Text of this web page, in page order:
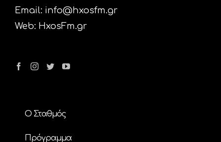
Email: info@hxosfm.gr
Web: HxosFm.gr
Ο Σταθμός
Πρόγραμμα